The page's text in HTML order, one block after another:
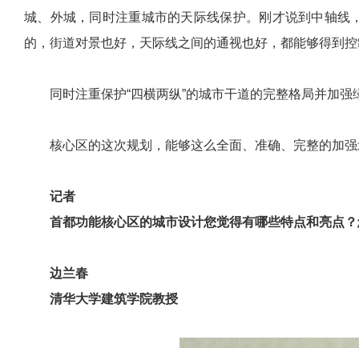
城、外城，同时注重城市的天际线保护。刚才说到中轴
的，街道对景也好，天际线之间的通视也好，都能够得到
同时注重保护“四横两纵”的城市干道的完整格局并加
核心区的这次规划，能够这么全面、准确、完整的加
记者
首都功能核心区的城市设计您觉得有哪些特点和亮点
边兰春
清华大学建筑学院教授